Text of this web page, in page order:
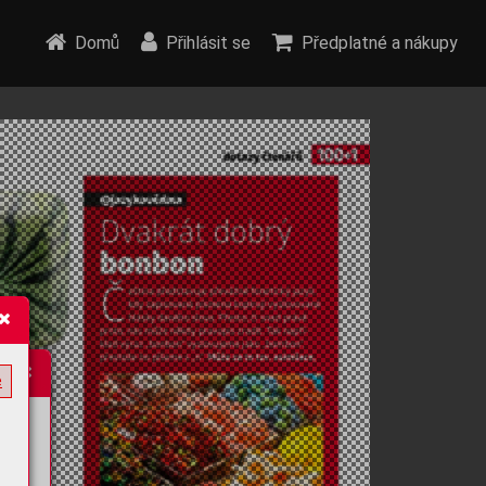
Domů Přihlásit se Předplatné a nákupy